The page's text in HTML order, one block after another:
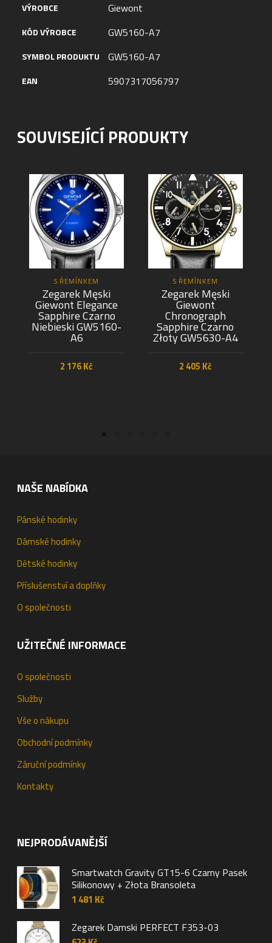
VÝROBCE Giewont
KÓD VÝROBCE GW5160-A7
SYMBOL PRODUKTU GW5160-A7
EAN 5907317056797
SOUVISEJÍCÍ PRODUKTY
S ŘEMÍNKEM
Zegarek Męski
Giewont Elegance
Sapphire Czarno
Niebieski GW5160-
A6
2 176Kč
S ŘEMÍNKEM
Zegarek Męski
Giewont
Chronograph
Sapphire Czarno
Złoty GW5630-A4
2 405 Kč
NAŠE NABÍDKA
Pánské hodinky
Dámské hodinky
Dětské hodinky
Příslušenství a doplňky
O společnosti
UŽITEČNÉ INFORMACE
O společnosti
Služby
Vše o nákupu
Obchodní podmínky
Záruční podmínky
Kontakty
NEJPRODÁVANĚJŠÍ
Smartwatch Gravity GT15-6 Czarny Pasek
Silikonowy + Złota Bransoleta
1 481 Kč
Zegarek Damski PERFECT F353-03